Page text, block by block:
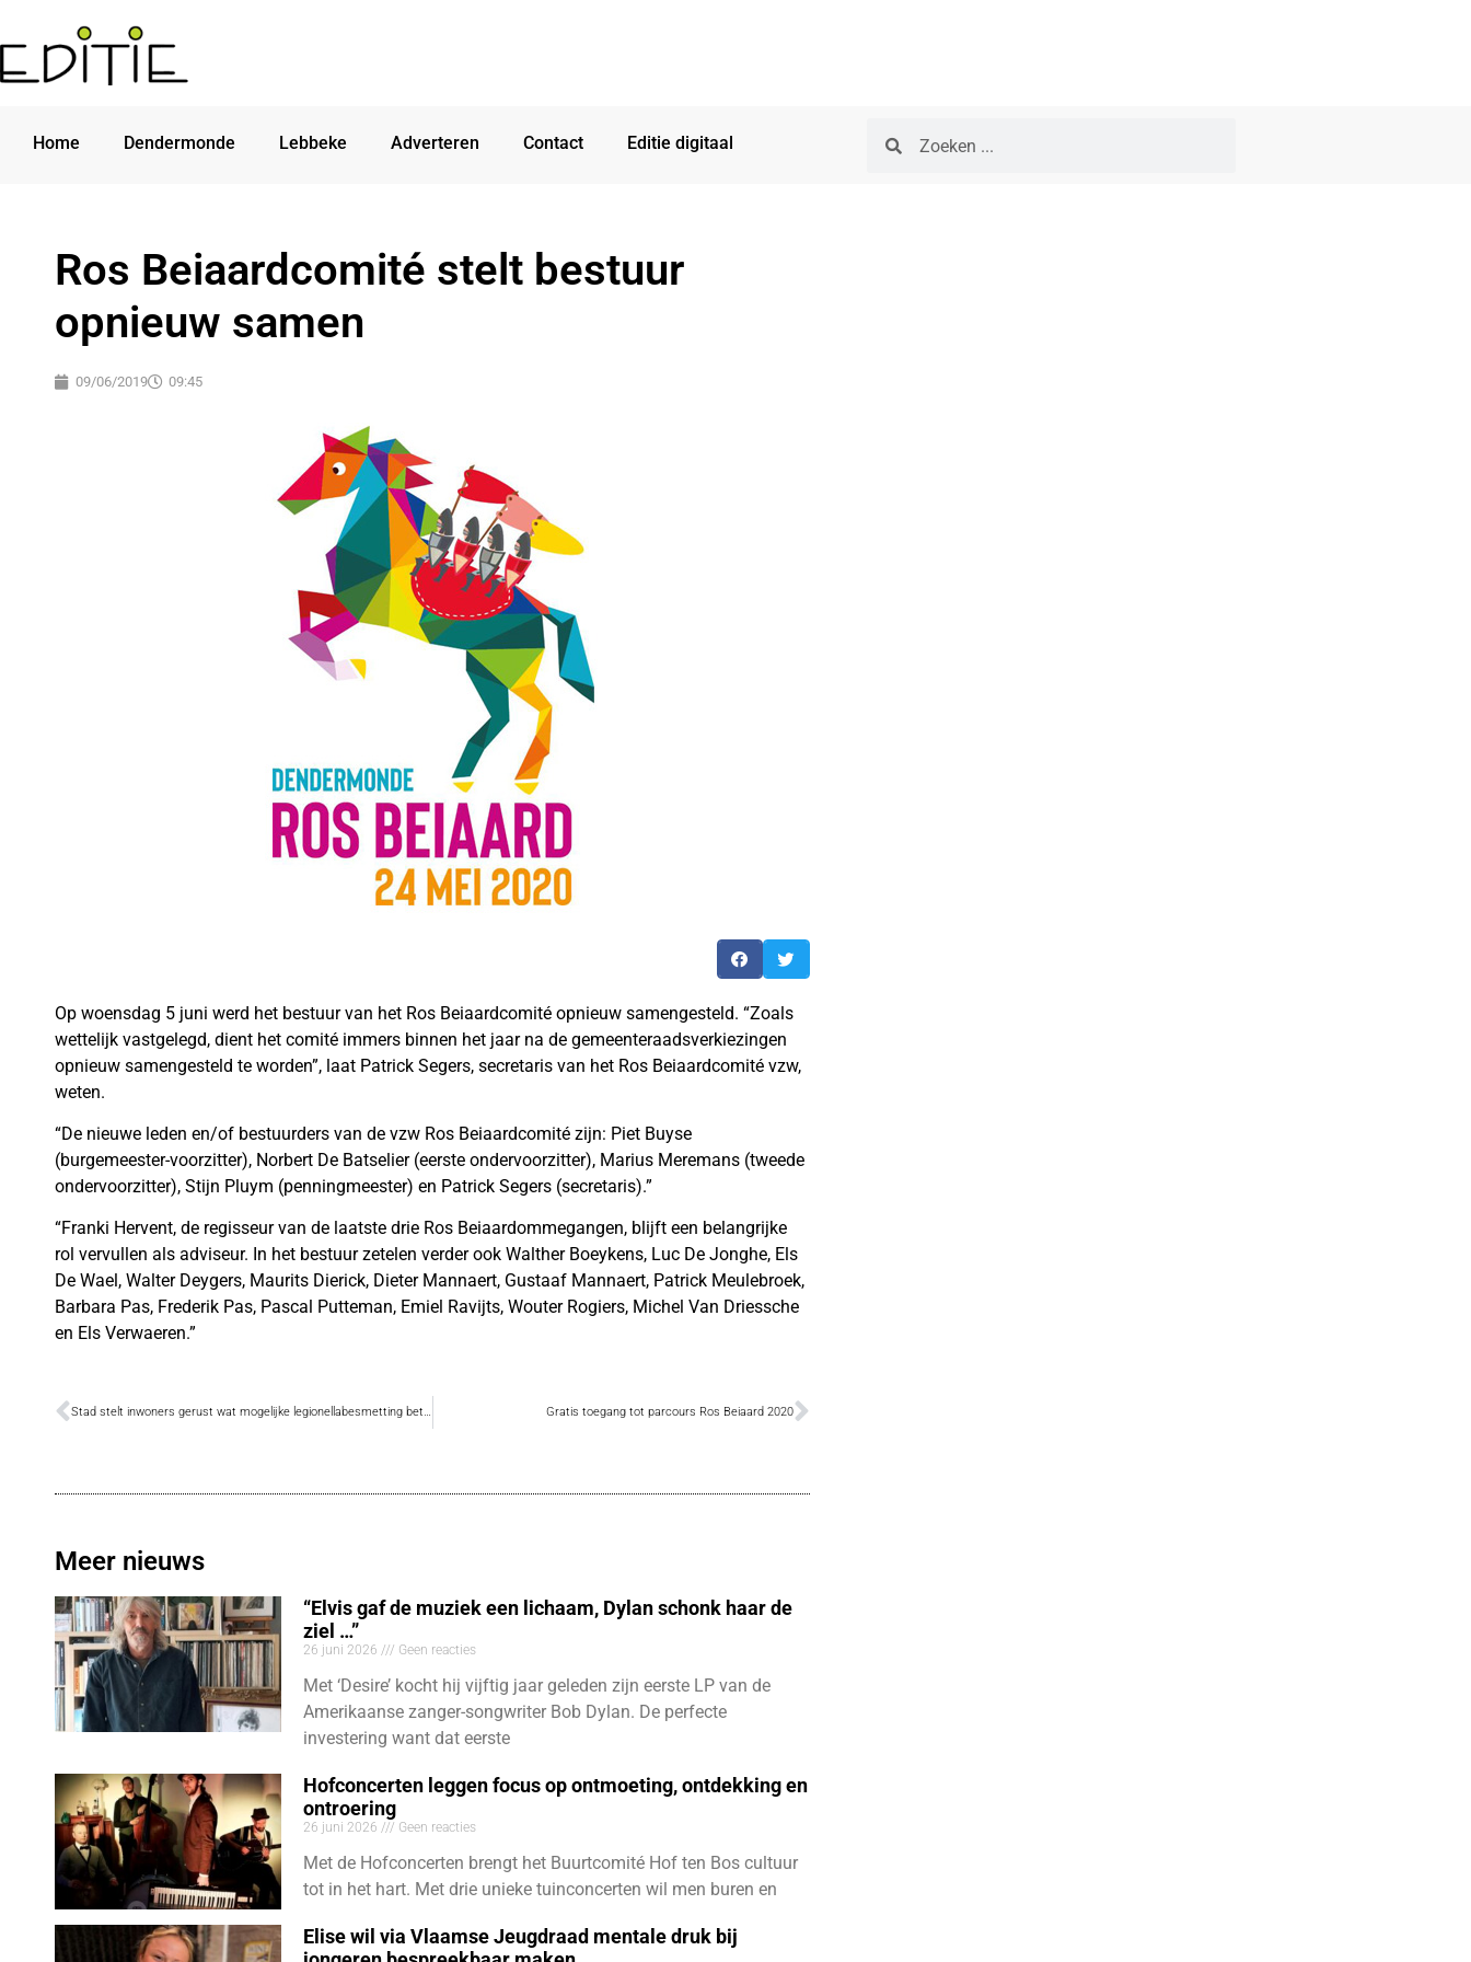
Home Dendermonde Lebbeke Adverteren Contact Editie digitaal
Ros Beiaardcomité stelt bestuur
opnieuw samen
09/06/2019 09:45
Op woensdag 5 juni werd het bestuur van het Ros Beiaardcomité opnieuw samengesteld. “Zoals
wettelijk vastgelegd, dient het comité immers binnen het jaar na de gemeenteraadsverkiezingen
opnieuw samengesteld te worden”, laat Patrick Segers, secretaris van het Ros Beiaardcomité vzw,
weten.
“De nieuwe leden en/of bestuurders van de vzw Ros Beiaardcomité zijn: Piet Buyse
(burgemeester-voorzitter), Norbert De Batselier (eerste ondervoorzitter), Marius Meremans (tweede
ondervoorzitter), Stijn Pluym (penningmeester) en Patrick Segers (secretaris).”
“Franki Hervent, de regisseur van de laatste drie Ros Beiaardommegangen, blijft een belangrijke
rol vervullen als adviseur. In het bestuur zetelen verder ook Walther Boeykens, Luc De Jonghe, Els
De Wael, Walter Deygers, Maurits Dierick, Dieter Mannaert, Gustaaf Mannaert, Patrick Meulebroek,
Barbara Pas, Frederik Pas, Pascal Putteman, Emiel Ravijts, Wouter Rogiers, Michel Van Driessche
en Els Verwaeren.”
Stad stelt inwoners gerust wat mogelijke legionellabesmetting betreft Gratis toegang tot parcours Ros Beiaard 2020
Meer nieuws
“Elvis gaf de muziek een lichaam, Dylan schonk haar de
ziel …”
26 juni 2026 Geen reacties
Met ‘Desire’ kocht hij vijftig jaar geleden zijn eerste LP van de
Amerikaanse zanger-songwriter Bob Dylan. De perfecte
investering want dat eerste
Hofconcerten leggen focus op ontmoeting, ontdekking en
ontroering
26 juni 2026 Geen reacties
Met de Hofconcerten brengt het Buurtcomité Hof ten Bos cultuur
tot in het hart. Met drie unieke tuinconcerten wil men buren en
Elise wil via Vlaamse Jeugdraad mentale druk bij